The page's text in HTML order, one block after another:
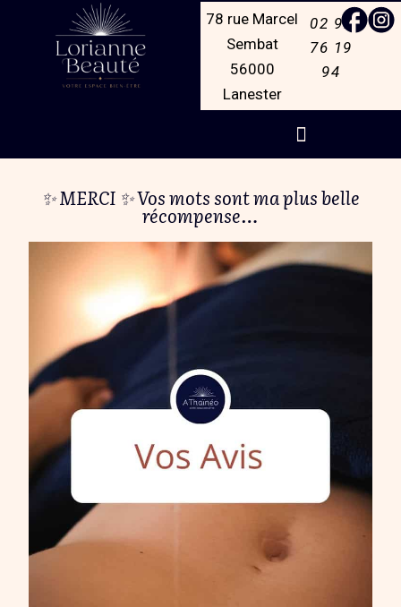
78 rue Marcel
Sembat
56000
Lanester
02 97
76 19
94
✨ MERCI ✨ Vos mots sont ma plus belle
récompense…